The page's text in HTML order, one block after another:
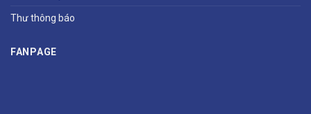
Thư thông báo
FANPAGE